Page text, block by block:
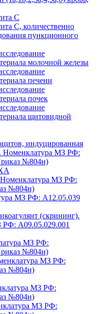
C
C, количественно
пункционного
молочной железы
печени
почек
щитовидной
индуцированная
МЗ РФ:
№804н)
МЗ РФ:
№804н)
МЗ РФ: A12.05.039
(скрининг).
A09.05.029.001
МЗ РФ:
№804н)
МЗ РФ:
№804н)
МЗ РФ:
№804н)
МЗ РФ: